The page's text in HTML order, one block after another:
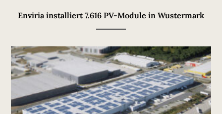
Enviria installiert 7.616 PV-Module in Wustermark